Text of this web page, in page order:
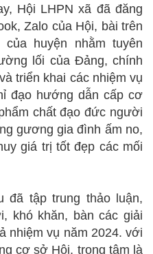
Hội LHPN xã đã đăng
Zalo của Hội, bài trên
huyện nhằm tuyên
lối của Đảng, chính
triển khai các nhiệm vụ
đạo hướng dẫn cấp cơ
chất đạo đức người
gương gia đình ấm no,
giá trị tốt đẹp các mối
đã tập trung thảo luận,
khó khăn, bàn các giải
nhiệm vụ năm 2024. với
cơ sở Hội, trọng tâm là